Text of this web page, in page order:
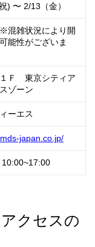
) 〜 2/13（金）
雑状況により開
能性がございま
１Ｆ 東京シティア
ゾーン
ーエス
japan.co.jp/
10:00~17:00
クセスの